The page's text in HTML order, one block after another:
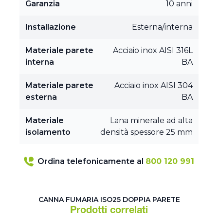
Garanzia 10 anni
Installazione Esterna/interna
Materiale parete
interna
Acciaio inox AISI 316L
BA
Materiale parete
esterna
Acciaio inox AISI 304
BA
Materiale
isolamento
Lana minerale ad alta
densità spessore 25 mm
Ordina telefonicamente al 800 120 991
CANNA FUMARIA ISO25 DOPPIA PARETE
Prodotti correlati